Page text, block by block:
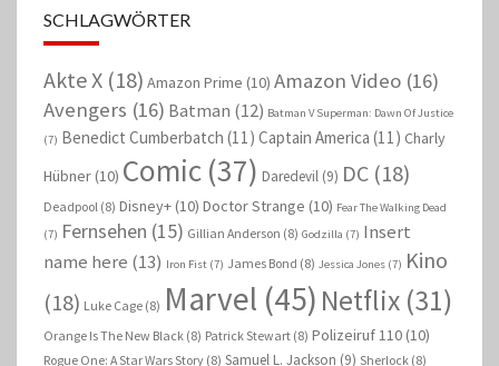
SCHLAGWÖRTER
Akte X (18) Amazon Prime (10) Amazon Video (16)
Avengers (16) Batman (12) Batman V Superman: Dawn Of Justice
(7) Benedict Cumberbatch (11) Captain America (11) Charly
Hübner (10) Comic (37) Daredevil (9) DC (18)
Deadpool (8) Disney+ (10) Doctor Strange (10) Fear The Walking Dead
(7) Fernsehen (15) Gillian Anderson (8) Godzilla (7) Insert
name here (13) Iron Fist (7) James Bond (8) Jessica Jones (7) Kino
(18) Luke Cage (8) Marvel (45) Netflix (31)
Orange Is The New Black (8) Patrick Stewart (8) Polizeiruf 110 (10)
Rogue One: A Star Wars Story (8) Samuel L. Jackson (9) Sherlock (8)